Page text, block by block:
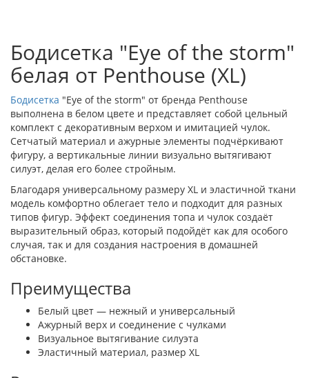
Бодисетка "Eye of the storm"
белая от Penthouse (XL)
Бодисетка "Eye of the storm" от бренда Penthouse
выполнена в белом цвете и представляет собой цельный
комплект с декоративным верхом и имитацией чулок.
Сетчатый материал и ажурные элементы подчёркивают
фигуру, а вертикальные линии визуально вытягивают
силуэт, делая его более стройным.
Благодаря универсальному размеру XL и эластичной ткани
модель комфортно облегает тело и подходит для разных
типов фигур. Эффект соединения топа и чулок создаёт
выразительный образ, который подойдёт как для особого
случая, так и для создания настроения в домашней
обстановке.
Преимущества
Белый цвет — нежный и универсальный
Ажурный верх и соединение с чулками
Визуальное вытягивание силуэта
Эластичный материал, размер XL